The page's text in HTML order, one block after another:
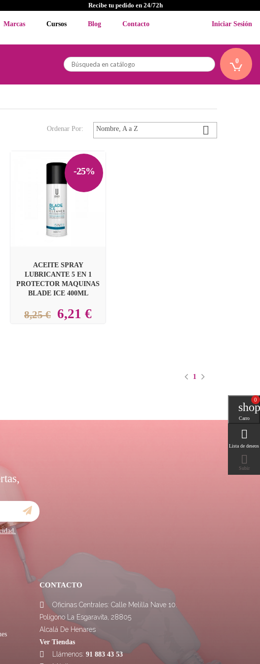
Recibe tu pedido en 24/72h
Marcas Cursos Blog Contacto Iniciar Sesión
0
Ordenar Por: Nombre, A a Z 
-25%
ACEITE SPRAY
LUBRICANTE 5 EN 1
PROTECTOR MAQUINAS
BLADE ICE 400ML
8,25 € 6,21 €
1
CONTACTO

Oficinas Centrales: Calle Melilla Nave 10.
Polígono La Esgaravita, 28805
Alcalá De Henares
Ver Tiendas
 Llámenos: 91 883 43 53
Carro
0

Lista de deseos
0

Subir